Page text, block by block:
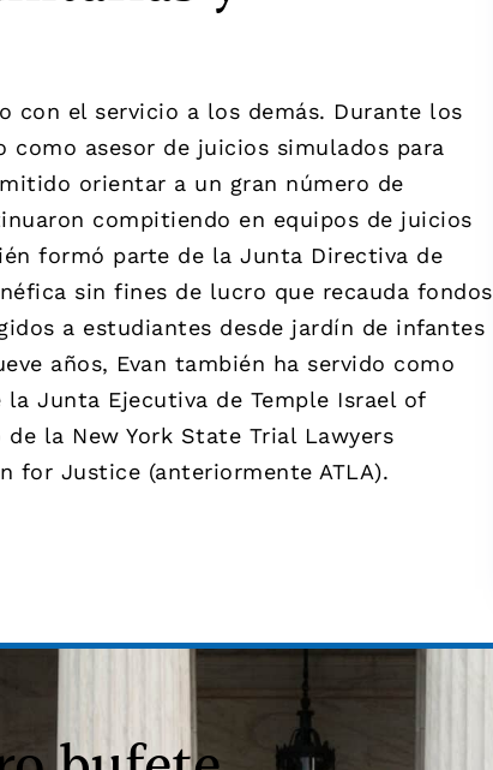
con el servicio a los demás. Durante los
como asesor de juicios simulados para
orientar a un gran número de
compitiendo en equipos de juicios
formó parte de la Junta Directiva de
sin fines de lucro que recauda fondos
a estudiantes desde jardín de infantes
años, Evan también ha servido como
Junta Ejecutiva de Temple Israel of
la New York State Trial Lawyers
for Justice (anteriormente ATLA).